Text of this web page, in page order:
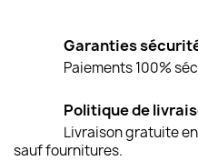
Garanties
Paiements 100%
Politique de
Livraison gratuite
sauf fournitures.